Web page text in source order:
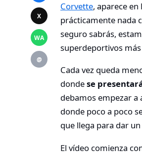
X
WA
@
Corvette, aparece
prácticamente nada
seguro sabrás,
superdeportivos
Cada vez queda
dondese
debamos empezar
donde poco a poco
que llega para dar
El vídeo comienza